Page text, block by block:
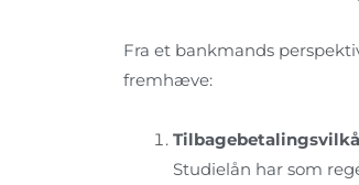
Fra et bankmands
fremhæve:
Studielån har som